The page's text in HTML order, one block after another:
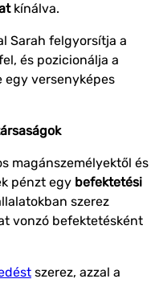
kínálva.
Sarah felgyorsítja a
és pozicionálja a
egy versenyképes
magánszemélyektől és
pénzt egy befektetési
szerez
vonzó befektetésként
szerez, azzal a